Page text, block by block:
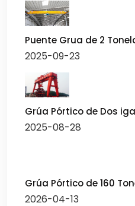
Puente Grua de 2
2025-09-23
Grúa Pórtico de Dos
2025-08-28
Grúa Pórtico de 160
2026-04-13